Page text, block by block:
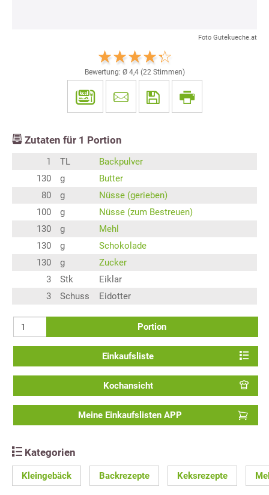
Foto Gutekueche.at
Bewertung: Ø 4,4(22Stimmen)
Zutaten für 1 Portion
1 TL
Backpulver
130
g
Butter
80
g
Nüsse (gerieben)
100
g
Nüsse (zum Bestreuen)
130
g
Mehl
130
g
Schokolade
130
g
Zucker
3
Stk
Eiklar
3
Schuss Eidotter
Portion
Einkaufsliste
Kochansicht
Meine Einkaufslisten APP
Kategorien
Kleingebäck Backrezepte Keksrezepte